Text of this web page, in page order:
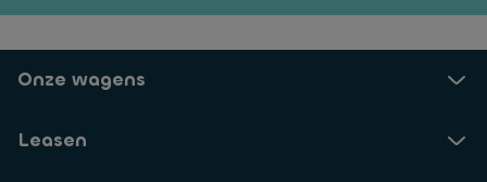
er
li
c
n
e-
er
n
e
el
e
Onze wagens
Leasen